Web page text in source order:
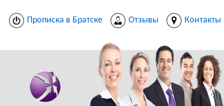
Прописка в Братске Отзывы Контакты